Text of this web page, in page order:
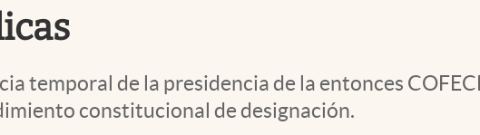
temporal de la presidencia de la entonces
constitucional de designación.